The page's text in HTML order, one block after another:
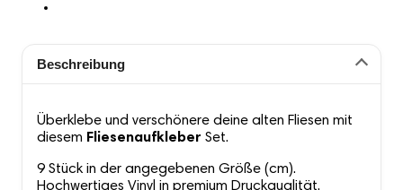
Beschreibung
Überklebe und verschönere deine alten Fliesen mit
diesem Fliesenaufkleber Set.
9 Stück in der angegebenen Größe (cm).
Hochwertiges Vinyl in premium Druckqualität.